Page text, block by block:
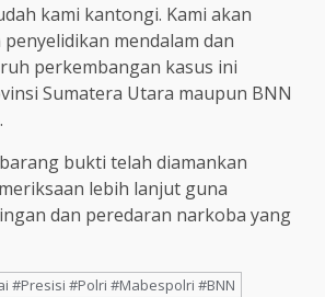
kami kantongi. Kami akan
mendalam dan
perkembangan kasus ini
Sumatera Utara maupun BNN
bukti telah diamankan
lebih lanjut guna
dan peredaran narkoba yang
#Presisi #Polri #Mabespolri #BNN